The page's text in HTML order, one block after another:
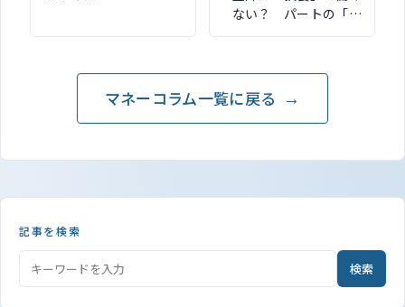
ない？ パートの「年
収の壁」に「106万円
マネーコラム一覧に戻る
記事を検索
検索